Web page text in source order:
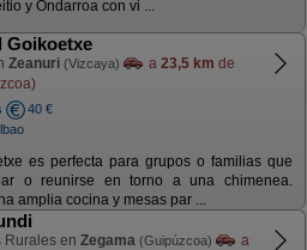
y Ondarroa con vi ...
Goikoetxe
Zeanuri (Vizcaya) a 23,5 km de
40 €
es perfecta para grupos o familias que
o reunirse en torno a una chimenea.
amplia cocina y mesas par ...
Rurales en Zegama (Guipúzcoa)
a